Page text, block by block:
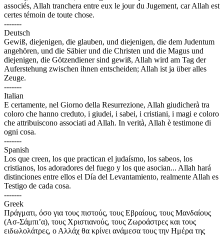
associés, Allah tranchera entre eux le jour du Jugement, car Allah est
certes témoin de toute chose.
-------
Deutsch
Gewiß, diejenigen, die glauben, und diejenigen, die dem Judentum
angehören, und die Säbier und die Christen und die Magus und
diejenigen, die Götzendiener sind gewiß, Allah wird am Tag der
Auferstehung zwischen ihnen entscheiden; Allah ist ja über alles
Zeuge.
-------
Italian
E certamente, nel Giorno della Resurrezione, Allah giudicherà tra
coloro che hanno creduto, i giudei, i sabei, i cristiani, i magi e coloro
che attribuiscono associati ad Allah. In verità, Allah è testimone di
ogni cosa.
-------
Spanish
Los que creen, los que practican el judaísmo, los sabeos, los
cristianos, los adoradores del fuego y los que asocian... Allah hará
distinciones entre ellos el Día del Levantamiento, realmente Allah es
Testigo de cada cosa.
-------
Greek
Πράγματι, όσο για τους πιστούς, τους Εβραίους, τους Μανδαίους
(Ασ-Σάμπι’α), τους Χριστιανούς, τους Ζωροάστρες και τους
ειδωλολάτρες, ο Αλλάχ θα κρίνει ανάμεσα τους την Ημέρα της